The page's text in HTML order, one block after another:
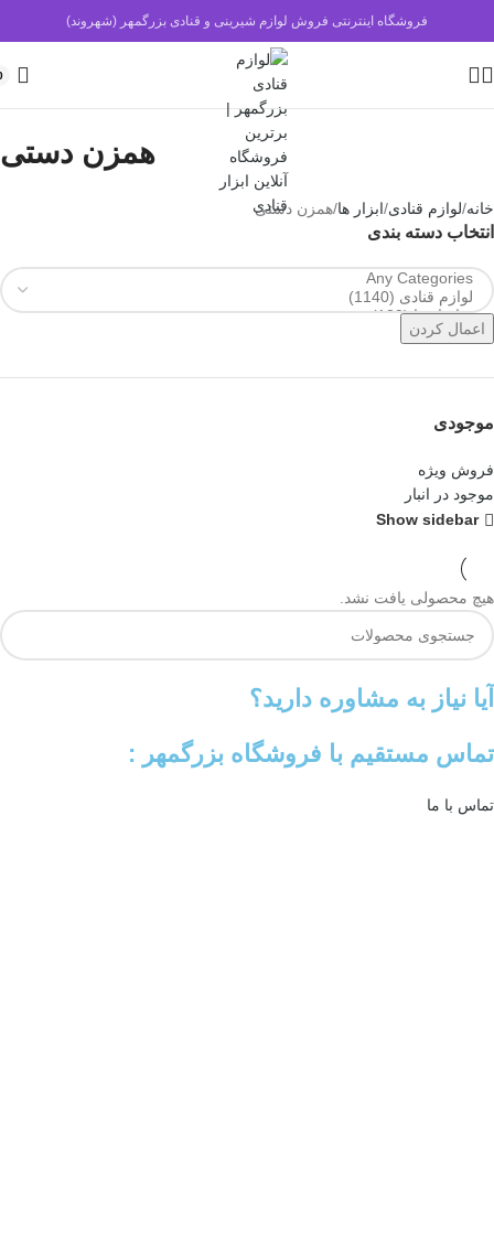
فروشگاه اینترنتی فروش لوازم شیرینی و قنادی بزرگمهر (شهروند)
همزن دستی
خانه لوازم قنادی ابزار ها همزن دستی
انتخاب دسته بندی
اعمال کردن
موجودی
فروش ویژه
موجود در انبار
Show sidebar
هیچ محصولی یافت نشد.
آیا نیاز به مشاوره دارید؟
تماس مستقیم با فروشگاه بزرگمهر :
تماس با ما